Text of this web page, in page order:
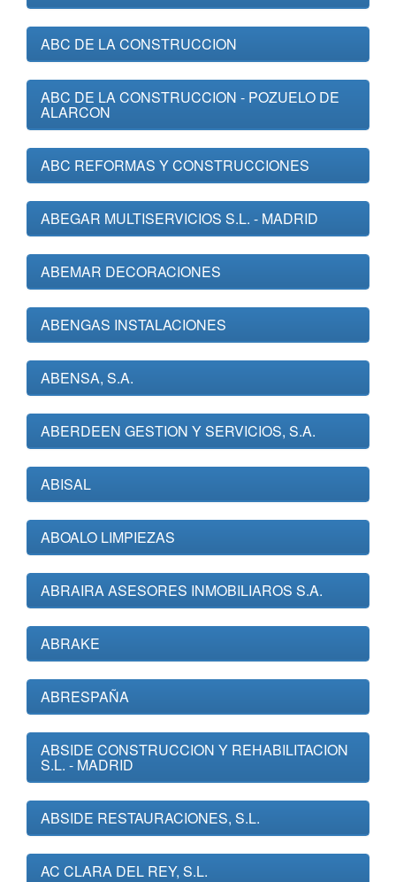
ABC DE LA CONSTRUCCION
ABC DE LA CONSTRUCCION - POZUELO DE
ALARCON
ABC REFORMAS Y CONSTRUCCIONES
ABEGAR MULTISERVICIOS S.L. - MADRID
ABEMAR DECORACIONES
ABENGAS INSTALACIONES
ABENSA, S.A.
ABERDEEN GESTION Y SERVICIOS, S.A.
ABISAL
ABOALO LIMPIEZAS
ABRAIRA ASESORES INMOBILIAROS S.A.
ABRAKE
ABRESPAÑA
ABSIDE CONSTRUCCION Y REHABILITACION
S.L. - MADRID
ABSIDE RESTAURACIONES, S.L.
AC CLARA DEL REY, S.L.